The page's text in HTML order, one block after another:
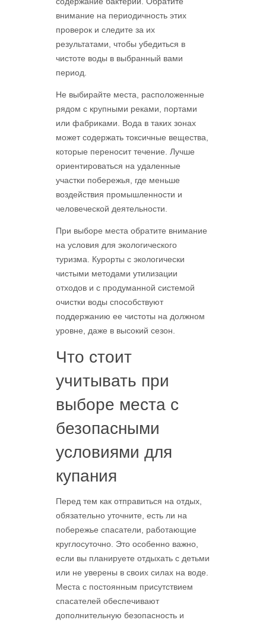
внимание на периодичность этих
проверок и следите за их
результатами, чтобы убедиться в
чистоте воды в выбранный вами
период.
Не выбирайте места, расположенные
рядом с крупными реками, портами
или фабриками. Вода в таких зонах
может содержать токсичные вещества,
которые переносит течение. Лучше
ориентироваться на удаленные
участки побережья, где меньше
воздействия промышленности и
человеческой деятельности.
При выборе места обратите внимание
на условия для экологического
туризма. Курорты с экологически
чистыми методами утилизации
отходов и с продуманной системой
очистки воды способствуют
поддержанию ее чистоты на должном
уровне, даже в высокий сезон.
Что стоит
учитывать при
выборе места с
безопасными
условиями для
купания
Перед тем как отправиться на отдых,
обязательно уточните, есть ли на
побережье спасатели, работающие
круглосуточно. Это особенно важно,
если вы планируете отдыхать с детьми
или не уверены в своих силах на воде.
Места с постоянным присутствием
спасателей обеспечивают
дополнительную безопасность и